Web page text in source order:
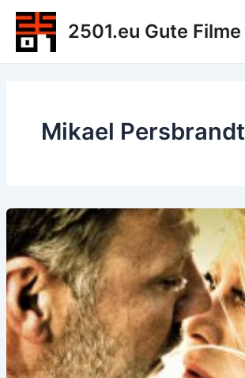
Zum
Inhalt
springen
2501.eu Gute Filme
Mikael Persbrandt